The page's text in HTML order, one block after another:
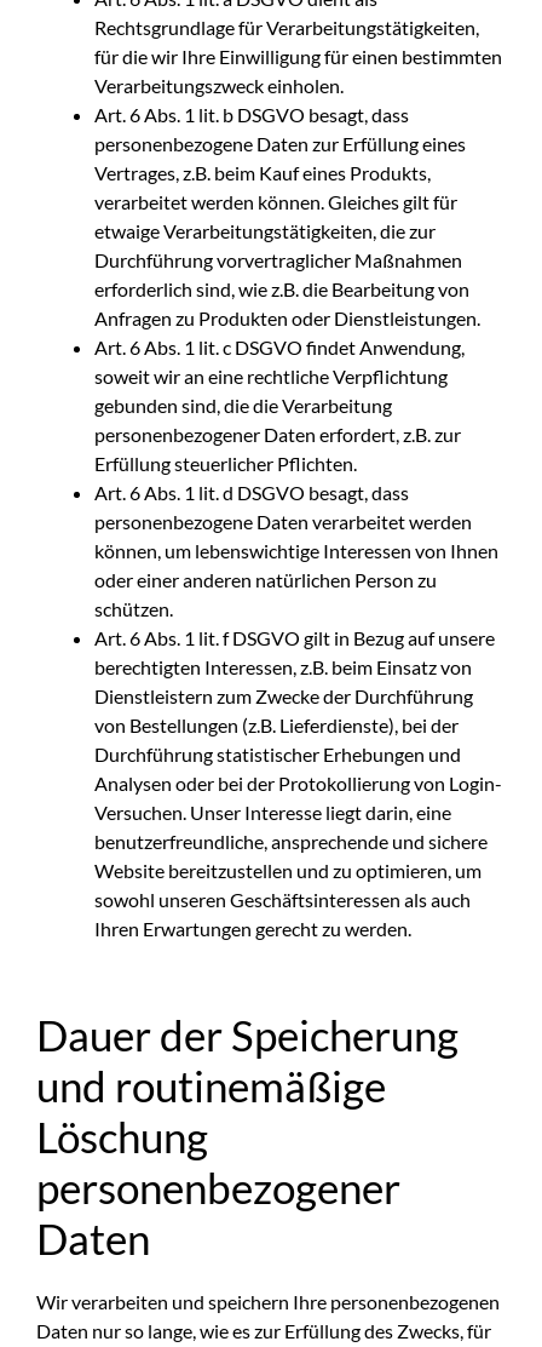
Rechtsgrundlage für Verarbeitungstätigkeiten,
für die wir Ihre Einwilligung für einen bestimmten
Verarbeitungszweck einholen.
Art. 6 Abs. 1 lit. b DSGVO besagt, dass
personenbezogene Daten zur Erfüllung eines
Vertrages, z.B. beim Kauf eines Produkts,
verarbeitet werden können. Gleiches gilt für
etwaige Verarbeitungstätigkeiten, die zur
Durchführung vorvertraglicher Maßnahmen
erforderlich sind, wie z.B. die Bearbeitung von
Anfragen zu Produkten oder Dienstleistungen.
Art. 6 Abs. 1 lit. c DSGVO findet Anwendung,
soweit wir an eine rechtliche Verpflichtung
gebunden sind, die die Verarbeitung
personenbezogener Daten erfordert, z.B. zur
Erfüllung steuerlicher Pflichten.
Art. 6 Abs. 1 lit. d DSGVO besagt, dass
personenbezogene Daten verarbeitet werden
können, um lebenswichtige Interessen von Ihnen
oder einer anderen natürlichen Person zu
schützen.
Art. 6 Abs. 1 lit. f DSGVO gilt in Bezug auf unsere
berechtigten Interessen, z.B. beim Einsatz von
Dienstleistern zum Zwecke der Durchführung
von Bestellungen (z.B. Lieferdienste), bei der
Durchführung statistischer Erhebungen und
Analysen oder bei der Protokollierung von Login-
Versuchen. Unser Interesse liegt darin, eine
benutzerfreundliche, ansprechende und sichere
Website bereitzustellen und zu optimieren, um
sowohl unseren Geschäftsinteressen als auch
Ihren Erwartungen gerecht zu werden.
Dauer der Speicherung
und routinemäßige
Löschung
personenbezogener
Daten
Wir verarbeiten und speichern Ihre personenbezogenen
Daten nur so lange, wie es zur Erfüllung des Zwecks, für